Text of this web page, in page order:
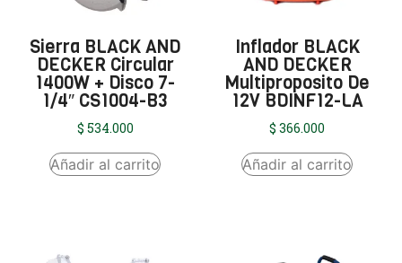
Sierra BLACK AND
DECKER Circular
1400W + Disco 7-
1/4″ CS1004-B3
$ 534.000
Añadir al carrito
Inflador BLACK
AND DECKER
Multiproposito De
12V BDINF12-LA
$ 366.000
Añadir al carrito